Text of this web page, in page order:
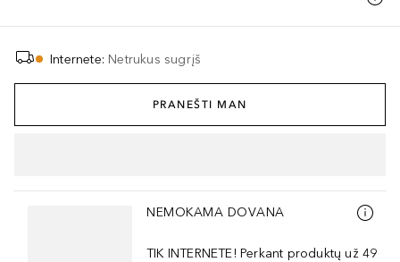
Internete: Netrukus sugrįš
PRANEŠTI MAN
Praleisti slankiklį
NEMOKAMA DOVANA
TIK INTERNETE! Perkant produktų už 49